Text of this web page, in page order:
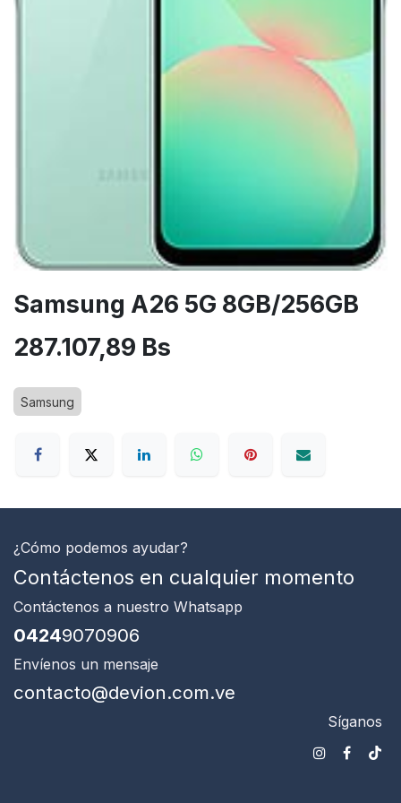
Samsung A26 5G 8GB/256GB
287.107,89 Bs
Samsung
¿Cómo podemos ayudar?
Contáctenos en cualquier momento
Contáctenos a nuestro Whatsapp
04249070906
Envíenos un mensaje
contacto@devion.com.ve
Síganos